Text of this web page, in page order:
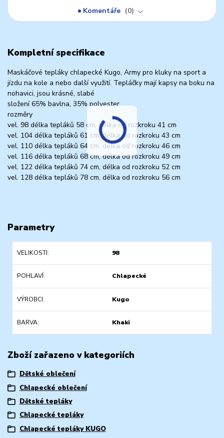
Komentáře
0
Kompletní specifikace
Maskáčové tepláky chlapecké Kugo, Army pro kluky na sport a
jízdu na kole a nebo další využití. Tepláčky mají kapsy na boku na
nohavici, jsou krásné, slabé
složení 65% bavlna, 35% polyester
rozměry
vel. 98 délka tepláků 58 cm, délka od rozkroku 41 cm
vel. 104 délka tepláků 61 cm, délka od rozkroku 43 cm
vel. 110 délka tepláků 64 cm, délka od rozkroku 46 cm
vel. 116 délka tepláků 68 cm, délka od rozkroku 49 cm
vel. 122 délka tepláků 74 cm, délka od rozkroku 52 cm
vel. 128 délka tepláků 78 cm, délka od rozkroku 56 cm
Parametry
VELIKOSTI 98
POHLAVÍ Chlapecké
VÝROBCI Kugo
BARVA Khaki
Zboží zařazeno v kategoriích
Dětské oblečení
Chlapecké oblečení
Dětské tepláky
Chlapecké tepláky
Chlapecké tepláky KUGO